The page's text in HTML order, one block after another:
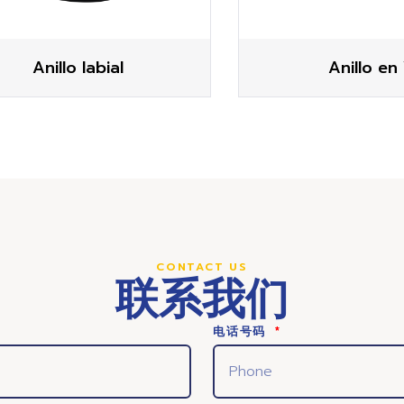
Anillo labial Anillo en
CONTACT US
联系我们
电话号码